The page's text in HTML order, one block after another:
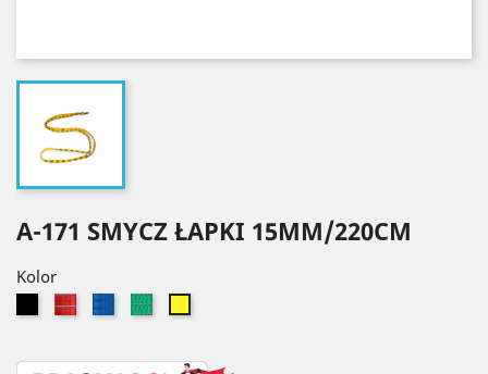
A-171 SMYCZ ŁAPKI 15MM/220CM
Kolor
CzarnyCzerwony
NiebieskiZielony